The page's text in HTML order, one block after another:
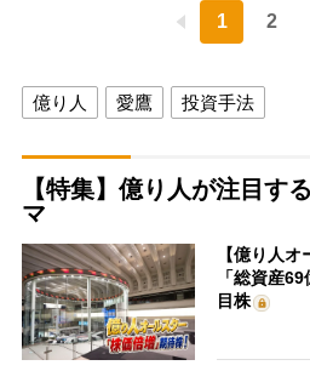
1 2
億り人 愛鷹 投資手法
【特集】億り人が注目す
マ
【億り人
「総資産
目株